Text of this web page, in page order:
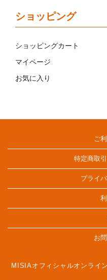
ショッピング
ショッピングカート
マイページ
お気に入り
ご
特定商取
プライ
お
MISIAオフィシャルオンライ